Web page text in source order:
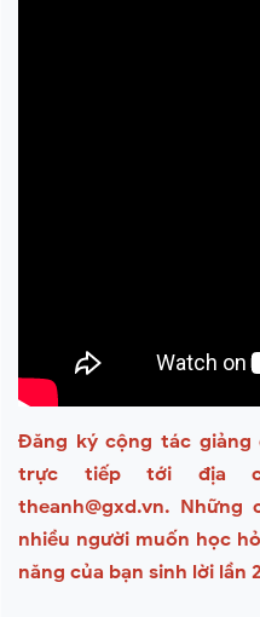
Đăng ký cộng tác giảng
trực tiếp tới địa chỉ
theanh@gxd.vn.
nhiều người muốn học
năng của bạn sinh lời lần